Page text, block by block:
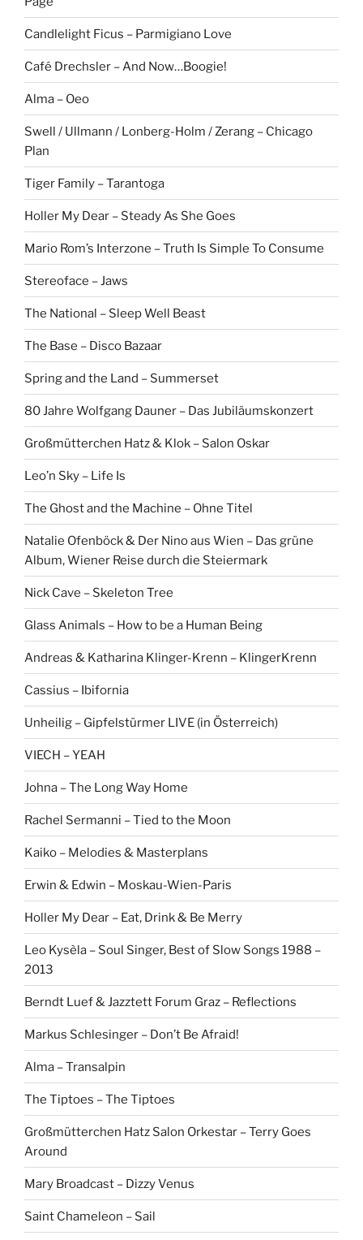
Candlelight Ficus – Parmigiano Love
Café Drechsler – And Now…Boogie!
Alma – Oeo
Swell / Ullmann / Lonberg-Holm / Zerang – Chicago
Plan
Tiger Family – Tarantoga
Holler My Dear – Steady As She Goes
Mario Rom’s Interzone – Truth Is Simple To Consume
Stereoface – Jaws
The National – Sleep Well Beast
The Base – Disco Bazaar
Spring and the Land – Summerset
80 Jahre Wolfgang Dauner – Das Jubiläumskonzert
Großmütterchen Hatz & Klok – Salon Oskar
Leo’n Sky – Life Is
The Ghost and the Machine – Ohne Titel
Natalie Ofenböck & Der Nino aus Wien – Das grüne
Album, Wiener Reise durch die Steiermark
Nick Cave – Skeleton Tree
Glass Animals – How to be a Human Being
Andreas & Katharina Klinger-Krenn – KlingerKrenn
Cassius – Ibifornia
Unheilig – Gipfelstürmer LIVE (in Österreich)
VIECH – YEAH
Johna – The Long Way Home
Rachel Sermanni – Tied to the Moon
Kaiko – Melodies & Masterplans
Erwin & Edwin – Moskau-Wien-Paris
Holler My Dear – Eat, Drink & Be Merry
Leo Kysèla – Soul Singer, Best of Slow Songs 1988 –
2013
Berndt Luef & Jazztett Forum Graz – Reflections
Markus Schlesinger – Don’t Be Afraid!
Alma – Transalpin
The Tiptoes – The Tiptoes
Großmütterchen Hatz Salon Orkestar – Terry Goes
Around
Mary Broadcast – Dizzy Venus
Saint Chameleon – Sail